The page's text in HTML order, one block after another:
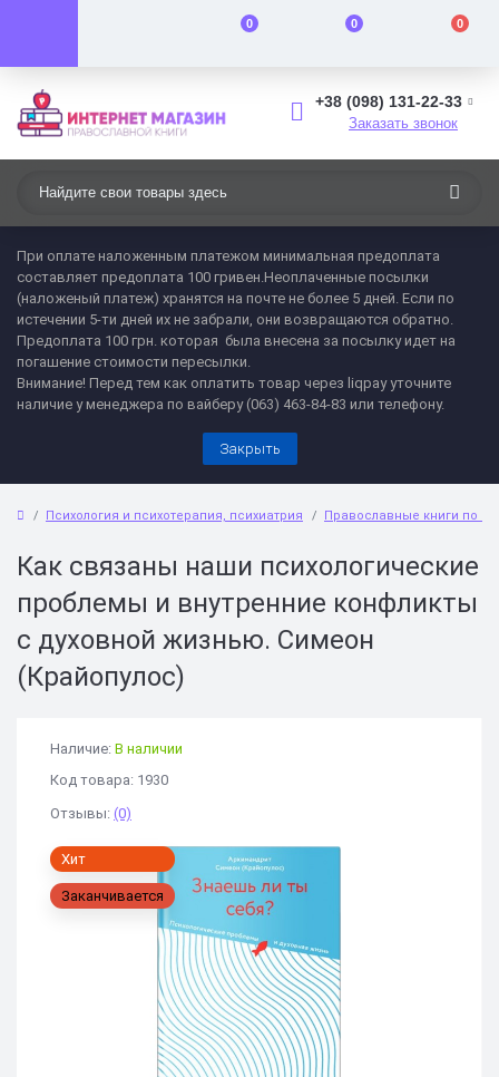
0 0 0
+38 (098) 131-22-33
Заказать звонок
При оплате наложенным платежом минимальная предоплата
составляет предоплата 100 гривен.Неоплаченные посылки
(наложеный платеж) хранятся на почте не более 5 дней. Если по
истечении 5-ти дней их не забрали, они возвращаются обратно.
Предоплата 100 грн. которая была внесена за посылку идет на
погашение стоимости пересылки.
Внимание! Перед тем как оплатить товар через liqpay уточните
наличие у менеджера по вайберу (063) 463-84-83 или телефону.
Закрыть
Психология и психотерапия, психиатрия Православные книги по
Как связаны наши психологические
проблемы и внутренние конфликты
с духовной жизнью. Симеон
(Крайопулос)
Наличие: В наличии
Код товара: 1930
Отзывы: (0)
Хит
Заканчивается